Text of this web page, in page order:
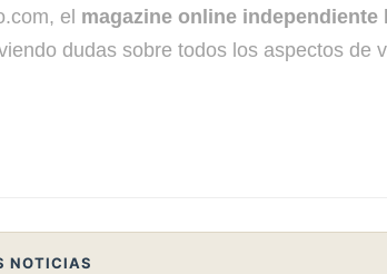
el magazine online
dudas sobre todos los aspectos de
NOTICIAS